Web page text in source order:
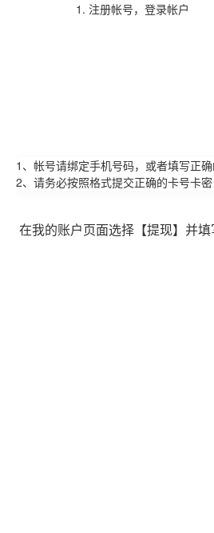
1. 注册帐号，登录帐户
1、帐号请绑定手机号码，或者填写正
2、请务必按照格式提交正确的卡号卡
在我的账户页面选择【提现】并